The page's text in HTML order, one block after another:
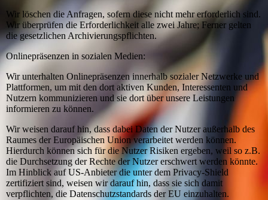
Wir löschen die Anfragen, sofern diese nicht mehr erforderlich sind.
Wir überprüfen die Erforderlichkeit alle zwei Jahre; Ferner gelten
die gesetzlichen Archivierungspflichten.
Onlinepräsenzen in sozialen Medien:
Wir unterhalten Onlinepräsenzen innerhalb sozialer Netzwerke und
Plattformen, um mit den dort aktiven Kunden, Interessenten und
Nutzern kommunizieren und sie dort über unsere Leistungen
informieren zu können.
Wir weisen darauf hin, dass dabei Daten der Nutzer außerhalb des
Raumes der Europäischen Union verarbeitet werden können.
Hierdurch können sich für die Nutzer Risiken ergeben, weil so z.B.
die Durchsetzung der Rechte der Nutzer erschwert werden könnte.
Im Hinblick auf US-Anbieter die unter dem Privacy-Shield
zertifiziert sind, weisen wir darauf hin, dass sie sich damit
verpflichten, die Datenschutzstandards der EU einzuhalten.